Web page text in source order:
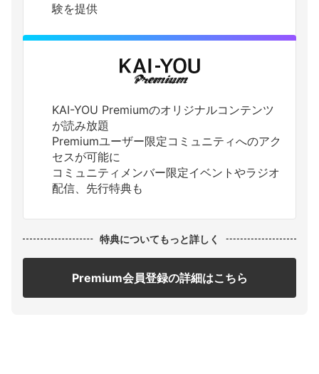
験を提供
KAI-YOU Premiumのオリジナルコンテンツ
が読み放題
Premiumユーザー限定コミュニティへのアク
セスが可能に
コミュニティメンバー限定イベントやラジオ
配信、先行特典も
特典についてもっと詳しく
Premium会員登録の詳細はこちら